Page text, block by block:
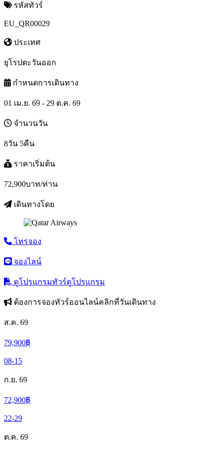
รหัสทัวร์
EU_QR00029
ประเทศ
ยุโรปตะวันออก
กำหนดการเดินทาง
01 เม.ย. 69 - 29 ต.ค. 69
จำนวนวัน
8วัน 5คืน
ราคาเริ่มต้น
72,900บาท/ท่าน
เดินทางโดย
โทรจอง
จองไลน์
ดูโปรแกรมทัวร์ดูโปรแกรม
ต้องการจองทัวร์ออนไลน์คลิกที่วันเดินทาง
ส.ค. 69
79,900฿
08-15
ก.ย. 69
72,900฿
22-29
ต.ค. 69